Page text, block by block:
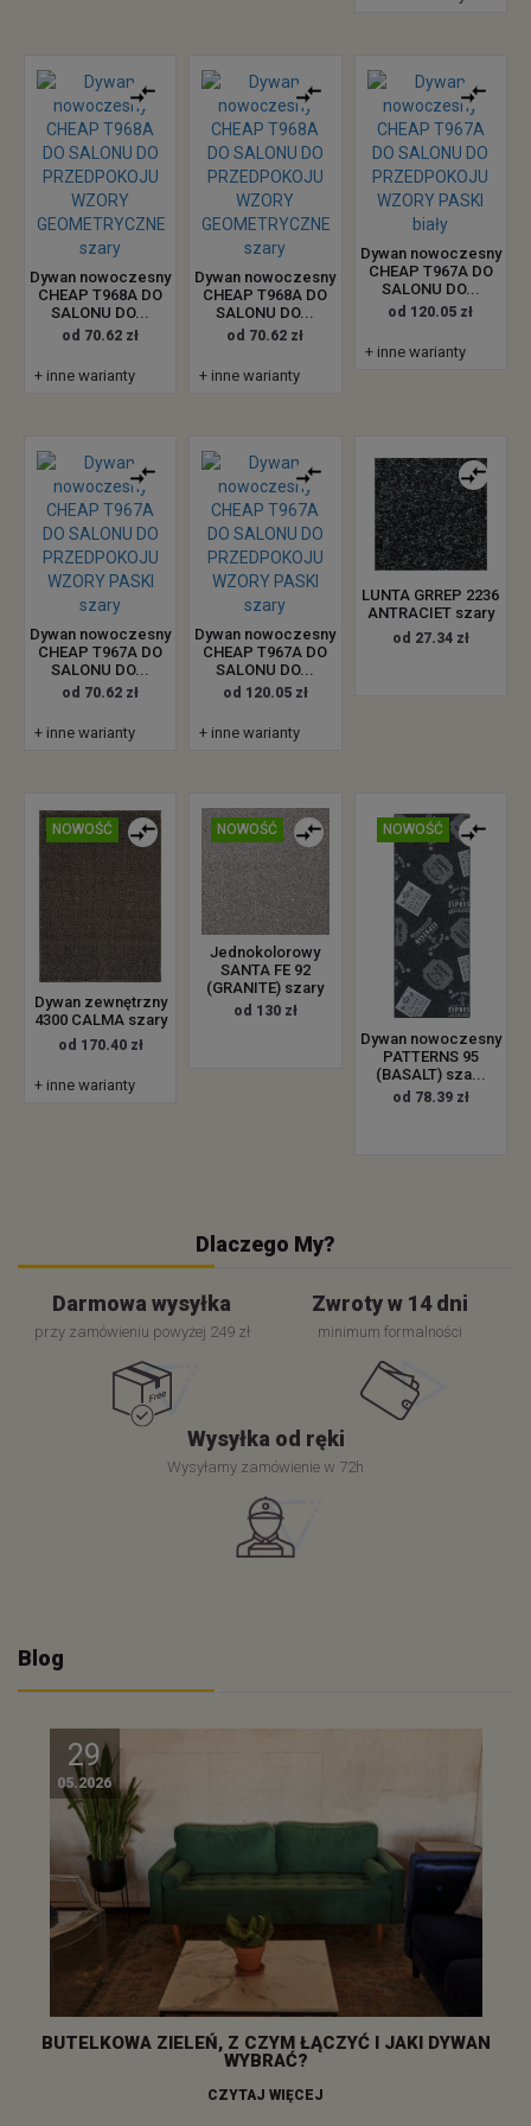
Dywan nowoczesny
CHEAP T968A DO
SALONU DO...
od 70.62 zł
+ inne warianty
Dywan nowoczesny
CHEAP T968A DO
SALONU DO...
od 70.62 zł
+ inne warianty
Dywan nowoczesny
CHEAP T967A DO
SALONU DO...
od 120.05 zł
+ inne warianty
Dywan nowoczesny
CHEAP T967A DO
SALONU DO...
od 70.62 zł
+ inne warianty
Dywan nowoczesny
CHEAP T967A DO
SALONU DO...
od 120.05 zł
+ inne warianty
LUNTA GRREP 2236
ANTRACIET szary
od 27.34 zł
NOWOŚĆ
Dywan zewnętrzny
4300 CALMA szary
od 170.40 zł
+ inne warianty
NOWOŚĆ
Jednokolorowy
SANTA FE 92
(GRANITE) szary
od 130 zł
NOWOŚĆ
Dywan nowoczesny
PATTERNS 95
(BASALT) sza...
od 78.39 zł
Dlaczego My?
Darmowa wysyłka
przy zamówieniu powyżej 249 zł
Zwroty w 14 dni
minimum formalności
Wysyłka od ręki
Wysyłamy zamówienie w 72h
Blog
29
05.2026
BUTELKOWA ZIELEŃ, Z CZYM ŁĄCZYĆ I JAKI DYWAN
WYBRAĆ?
CZYTAJ WIĘCEJ